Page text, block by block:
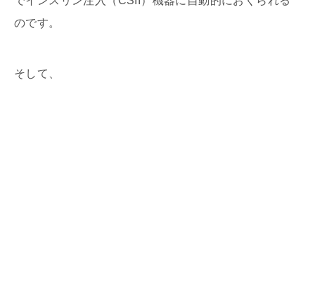
のです。
そして、